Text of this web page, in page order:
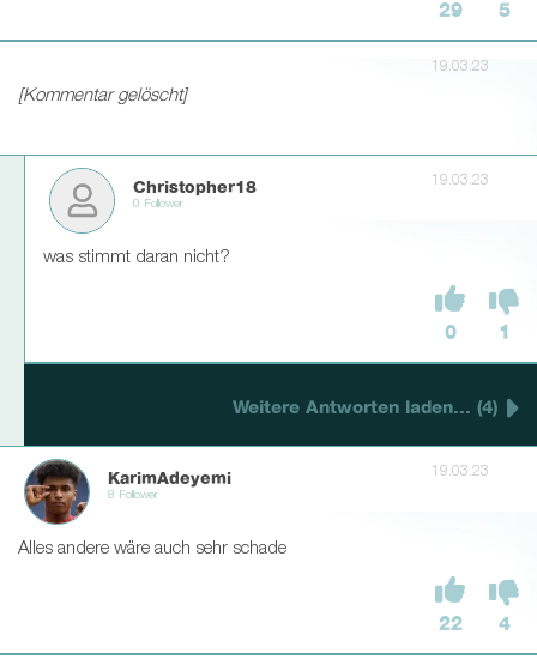
29 5
19.03.23
[Kommentar gelöscht]
Christopher18
0 Follower
19.03.23
was stimmt daran nicht?
0 1
Weitere Antworten laden... (4)
KarimAdeyemi
8 Follower
19.03.23
Alles andere wäre auch sehr schade
22 4